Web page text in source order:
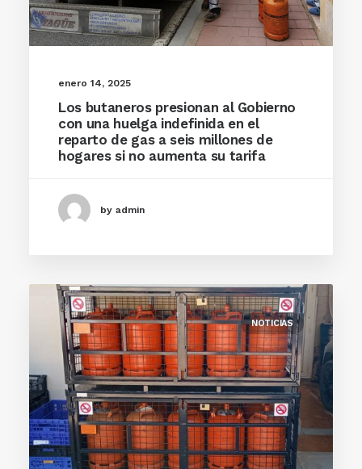
enero 14, 2025
Los butaneros presionan al Gobierno
con una huelga indefinida en el
reparto de gas a seis millones de
hogares si no aumenta su tarifa
by admin
NOTICIAS